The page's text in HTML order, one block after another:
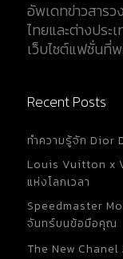
อัพเดทข่าวสาร
ไทยและต่างประ
เว็บไซต์แฟชั่นที่
Recent Posts
ทำความรู้จัก Dior
Louis Vuitton x
แห่งโลกเวลา
Speedmaster
จันทร์บนข้อมือคุณ
The New Chanel